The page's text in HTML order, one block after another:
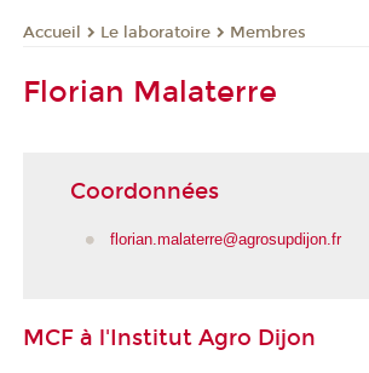
Accueil Le laboratoire Membres
Florian Malaterre
Coordonnées
florian.malaterre@agrosupdijon.fr
MCF à l'Institut Agro Dijon